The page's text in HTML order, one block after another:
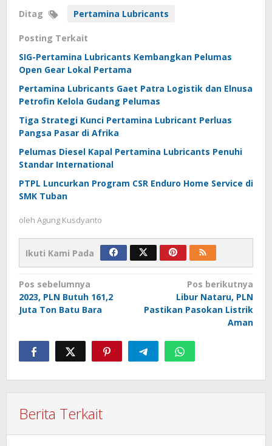
Ditag Pertamina Lubricants
Posting Terkait
SIG-Pertamina Lubricants Kembangkan Pelumas
Open Gear Lokal Pertama
Pertamina Lubricants Gaet Patra Logistik dan Elnusa
Petrofin Kelola Gudang Pelumas
Tiga Strategi Kunci Pertamina Lubricant Perluas
Pangsa Pasar di Afrika
Pelumas Diesel Kapal Pertamina Lubricants Penuhi
Standar International
PTPL Luncurkan Program CSR Enduro Home Service di
SMK Tuban
oleh Agung Kusdyanto
Ikuti Kami Pada
Navigasi
pos
Pos sebelumnya
2023, PLN Butuh 161,2
Juta Ton Batu Bara
Pos berikutnya
Libur Nataru, PLN
Pastikan Pasokan Listrik
Aman
Berita Terkait